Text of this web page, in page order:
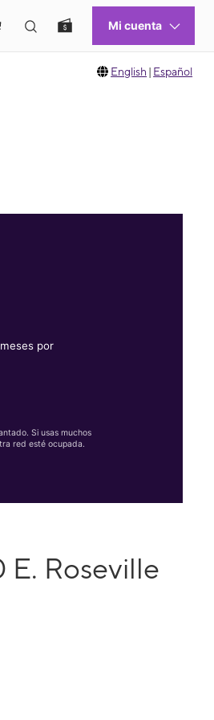
English | Español
por
Si usas muchos
red esté ocupada.
Roseville